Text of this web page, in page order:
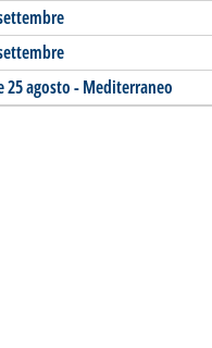
agosto - Mediterraneo